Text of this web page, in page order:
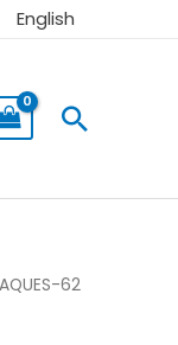
English
Buscar
62